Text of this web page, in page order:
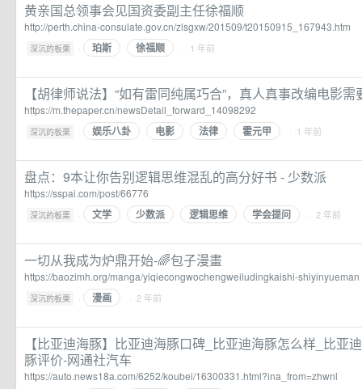
黄亲国总领事会见国资委副主任徐福顺
http://perth.china-consulate.gov.cn/zlsgxw/201509/t20150915_167943.htm
深沉的板栗 · 珀斯 徐福顺 · 1 年前
【胡律师说法】“如有雷同纯属巧合”，真人真事改编电影
https://m.thepaper.cn/newsDetail_forward_14098292
深沉的板栗 · 娱乐八卦 电影 法律 霍元甲 · 1 年前
盘点：9本让你告别逻辑思维混乱的高分好书 - 少数派
https://sspai.com/post/66776
深沉的板栗 · 文学 少数派 逻辑思维 学会提问 · 2 年前
一切从我成为炉鼎开始-🌈️包子漫畫
https://baozimh.org/manga/yiqiecongwochengweiludingkaishi-shiyinyueman
深沉的板栗 · 漫画 · 2 年前
【比亚迪海豚】比亚迪海豚口碑_比亚迪海豚怎么样_比亚
豚评价-网通社汽车
https://auto.news18a.com/6252/koubei/16300331.html?ina_from=zhwnl